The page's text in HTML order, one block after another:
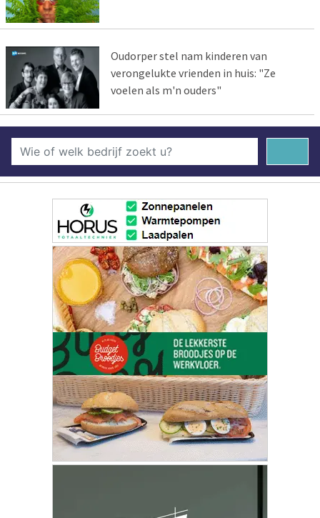
Oudorper stel nam kinderen van
verongelukte vrienden in huis: "Ze
voelen als m'n ouders"